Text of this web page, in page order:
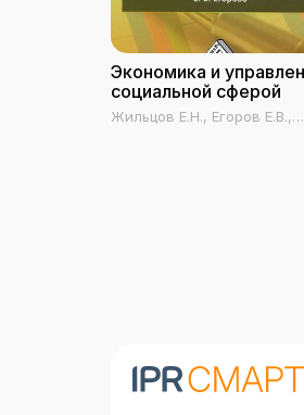
Экономика и
социальной сферой
Жильцов Е.Н., Егоров Е.В.,